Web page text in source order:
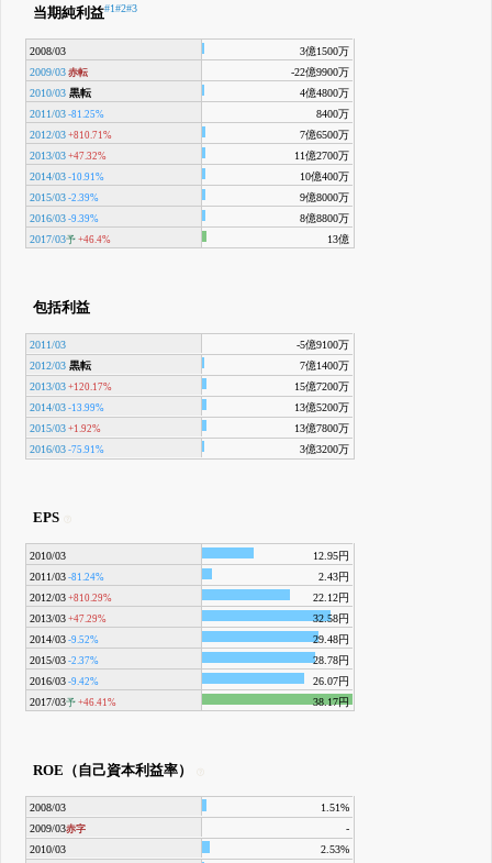
当期純利益#1#2#3
2008/03
3億1500万
2009/03 赤転
-22億9900万
2010/03 黒転
4億4800万
2011/03 -81.25%
8400万
2012/03 +810.71%
7億6500万
2013/03 +47.32%
11億2700万
2014/03 -10.91%
10億400万
2015/03 -2.39%
9億8000万
2016/03 -9.39%
8億8800万
2017/03予 +46.4% 13億
包括利益
2011/03
-5億9100万
2012/03 黒転
7億1400万
2013/03 +120.17%
15億7200万
2014/03 -13.99%
13億5200万
2015/03 +1.92%
13億7800万
2016/03 -75.91% 3億3200万
EPS
2010/03
12.95円
2011/03 -81.24%
2.43円
2012/03 +810.29%
22.12円
2013/03 +47.29%
32.58円
2014/03 -9.52%
29.48円
2015/03 -2.37%
28.78円
2016/03 -9.42%
26.07円
2017/03予 +46.41% 38.17円
ROE（自己資本利益率）
2008/03
1.51%
2009/03赤字
-
2010/03
2.53%